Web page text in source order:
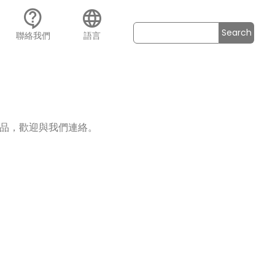
contact_support
聯絡我們
language
語言 Search
，歡迎與我們連絡。